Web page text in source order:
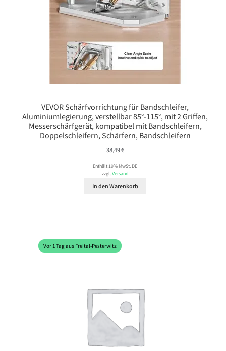
VEVOR Schärfvorrichtung für Bandschleifer,
Aluminiumlegierung, verstellbar 85°-115°, mit 2 Griffen,
Messerschärfgerät, kompatibel mit Bandschleifern,
Doppelschleifern, Schärfern, Bandschleifern
38,49€
Enthält 19% MwSt. DE
zzgl.Versand
In den Warenkorb
Vor 1 Tag aus Freital-Pesterwitz